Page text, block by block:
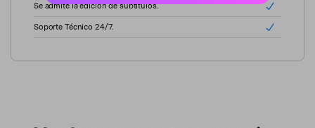
Se admite la edición de subtítulos.
Soporte Técnico 24/7.